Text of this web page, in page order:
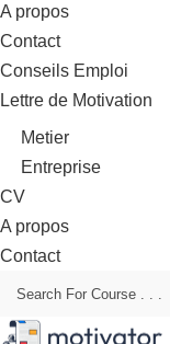
A propos
Contact
Conseils Emploi
Lettre de Motivation
Metier
Entreprise
CV
A propos
Contact